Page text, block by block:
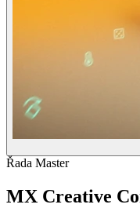
Řada Master
MX Creative